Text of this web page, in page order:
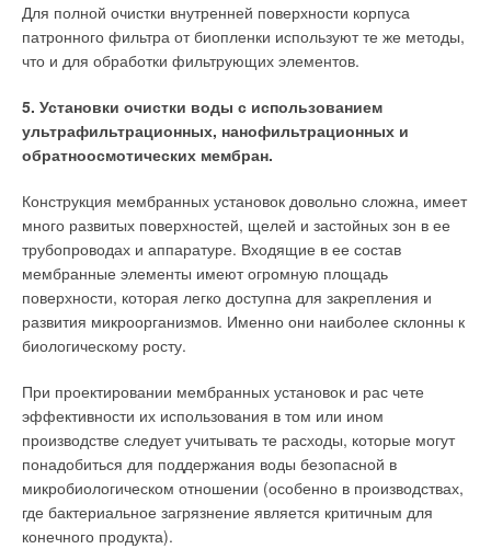
Для полной очистки внутренней поверхности корпуса
патронного фильтра от биопленки используют те же методы,
что и для обработки фильтрующих элементов.
5. Установки очистки воды с использованием
ультрафильтрационных, нанофильтрационных и
обратноосмотических мембран.
Конструкция мембранных установок довольно сложна, имеет
много развитых поверхностей, щелей и застойных зон в ее
трубопроводах и аппаратуре. Входящие в ее состав
мембранные элементы имеют огромную площадь
поверхности, которая легко доступна для закрепления и
развития микроорганизмов. Именно они наиболее склонны к
биологическому росту.
При проектировании мембранных установок и рас чете
эффективности их использования в том или ином
производстве следует учитывать те расходы, которые могут
понадобиться для поддержания воды безопасной в
микробиологическом отношении (особенно в производствах,
где бактериальное загрязнение является критичным для
конечного продукта).